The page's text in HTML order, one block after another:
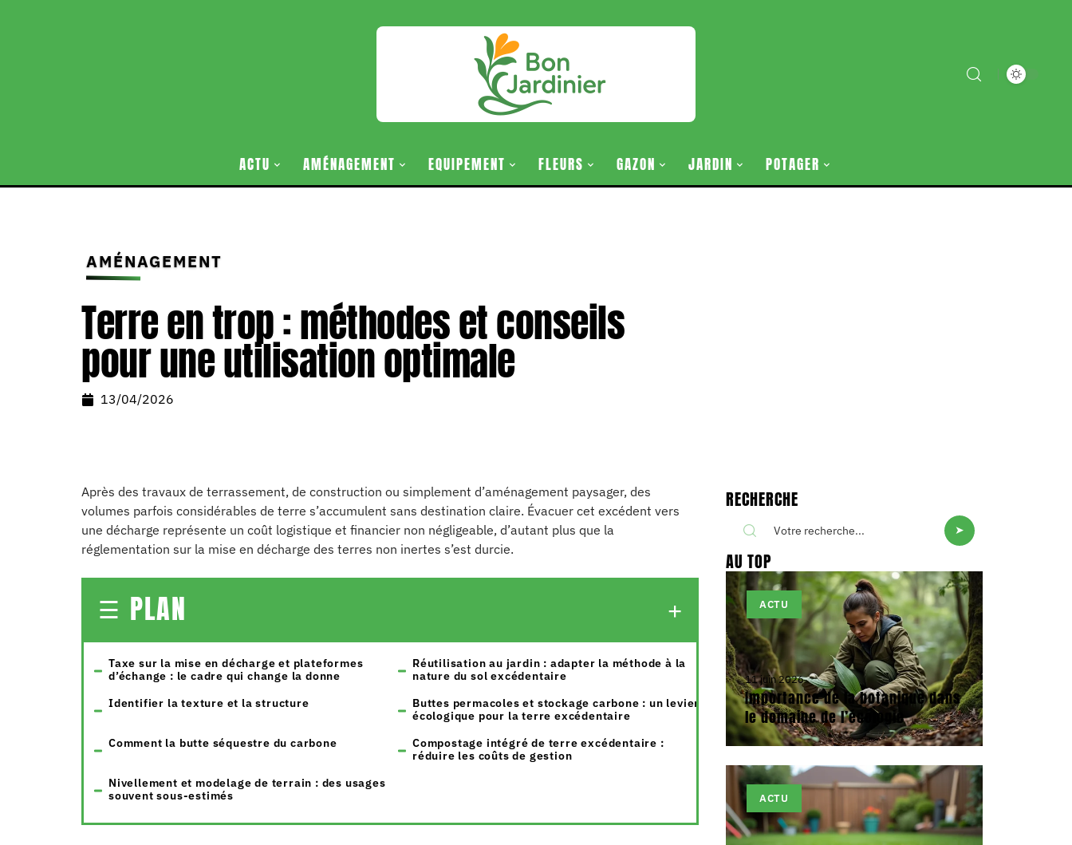
ACTU AMÉNAGEMENT EQUIPEMENT FLEURS GAZON JARDIN POTAGER
AMÉNAGEMENT
Terre en trop : méthodes et conseils
pour une utilisation optimale
13/04/2026
Après des travaux de terrassement, de construction ou simplement d’aménagement paysager, des
volumes parfois considérables de terre s’accumulent sans destination claire. Évacuer cet excédent vers
une décharge représente un coût logistique et financier non négligeable, d’autant plus que la
réglementation sur la mise en décharge des terres non inertes s’est durcie.
PLAN
Taxe sur la mise en décharge et plateformes
d’échange : le cadre qui change la donne
Réutilisation au jardin : adapter la méthode à la
nature du sol excédentaire
Identifier la texture et la structure
Buttes permacoles et stockage carbone : un levier
écologique pour la terre excédentaire
Comment la butte séquestre du carbone
Compostage intégré de terre excédentaire :
réduire les coûts de gestion
Nivellement et modelage de terrain : des usages
souvent sous-estimés
RECHERCHE
AU TOP
ACTU
11 juin 2026
Importance de la botanique dans
le domaine de l’écologie
ACTU